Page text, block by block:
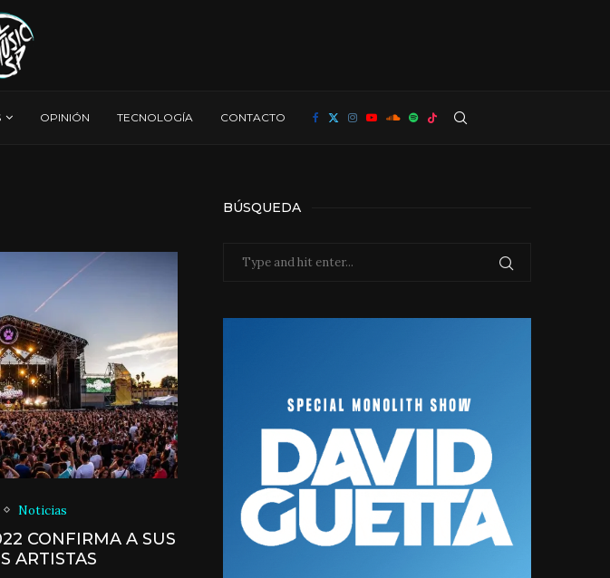
OPINIÓN TECNOLOGÍA CONTACTO
Noticias
CONFIRMA A SUS
ARTISTAS
BÚSQUEDA